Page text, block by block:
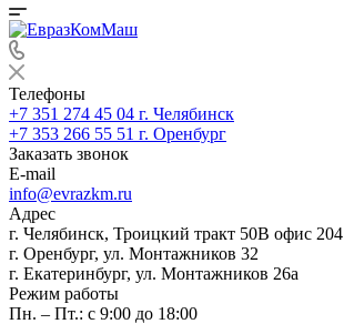
Телефоны
+7 351 274 45 04 г. Челябинск
+7 353 266 55 51 г. Оренбург
Заказать звонок
E-mail
info@evrazkm.ru
Адрес
г. Челябинск, Троицкий тракт 50В офис 204
г. Оренбург, ул. Монтажников 32
г. Екатеринбург, ул. Монтажников 26а
Режим работы
Пн. – Пт.: с 9:00 до 18:00